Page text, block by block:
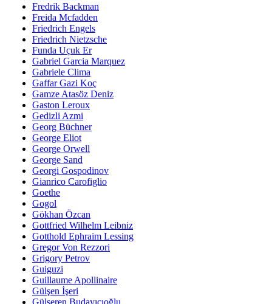
Fredrik Backman
Freida Mcfadden
Friedrich Engels
Friedrich Nietzsche
Funda Uçuk Er
Gabriel Garcia Marquez
Gabriele Clima
Gaffar Gazi Koç
Gamze Atasöz Deniz
Gaston Leroux
Gedizli Azmi
Georg Büchner
George Eliot
George Orwell
George Sand
Georgi Gospodinov
Gianrico Carofiglio
Goethe
Gogol
Gökhan Özcan
Gottfried Wilhelm Leibniz
Gotthold Ephraim Lessing
Gregor Von Rezzori
Grigory Petrov
Guiguzi
Guillaume Apollinaire
Gülşen İşeri